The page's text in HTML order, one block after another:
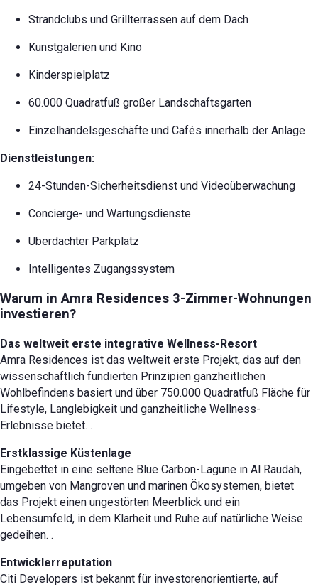
Strandclubs und Grillterrassen auf dem Dach
Kunstgalerien und Kino
Kinderspielplatz
60.000 Quadratfuß großer Landschaftsgarten
Einzelhandelsgeschäfte und Cafés innerhalb der Anlage
Dienstleistungen:
24-Stunden-Sicherheitsdienst und Videoüberwachung
Concierge- und Wartungsdienste
Überdachter Parkplatz
Intelligentes Zugangssystem
Warum in Amra Residences 3-Zimmer-Wohnungen
investieren?
Das weltweit erste integrative Wellness-Resort
Amra Residences ist das weltweit erste Projekt, das auf den
wissenschaftlich fundierten Prinzipien ganzheitlichen
Wohlbefindens basiert und über 750.000 Quadratfuß Fläche für
Lifestyle, Langlebigkeit und ganzheitliche Wellness-
Erlebnisse bietet. .
Erstklassige Küstenlage
Eingebettet in eine seltene Blue Carbon-Lagune in Al Raudah,
umgeben von Mangroven und marinen Ökosystemen, bietet
das Projekt einen ungestörten Meerblick und ein
Lebensumfeld, in dem Klarheit und Ruhe auf natürliche Weise
gedeihen. .
Entwicklerreputation
Citi Developers ist bekannt für investorenorientierte, auf